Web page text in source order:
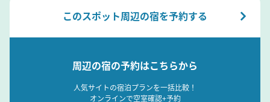
このスポット周辺の宿を予約する
周辺の宿の予約はこちらから
人気サイトの宿泊プランを一括比較！
オンラインで空室確認+予約